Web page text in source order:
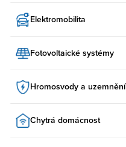
Elektromobilita
Fotovoltaické systémy
Hromosvody a uzemnění
Chytrá domácnost